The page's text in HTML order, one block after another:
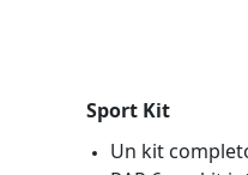
Sport Kit
Un kit